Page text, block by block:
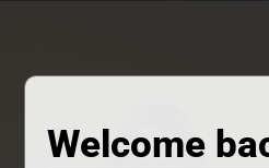
Welcome